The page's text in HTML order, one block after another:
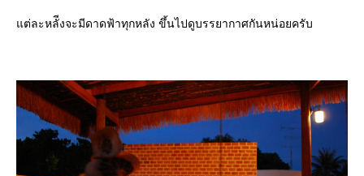
ต่ละหลัีงจะมีดาดฟ้าทุกหลัง ขึ้นไปดูบรรยากาศกันหน่อยครับ